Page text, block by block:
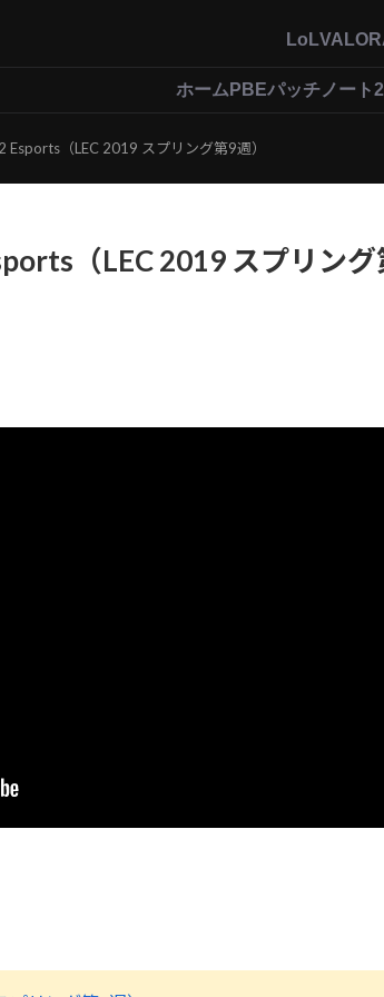
LoL
ホーム PBEパッチノート
Esports（LEC 2019 スプリング第9週）
（LEC 2019 スプリング